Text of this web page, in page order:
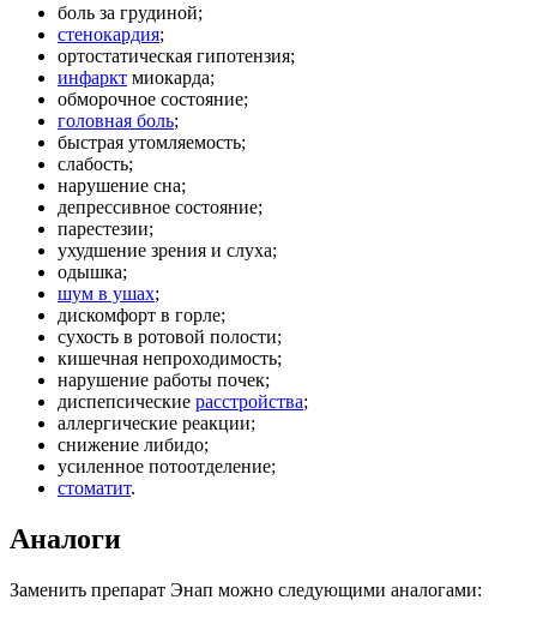
боль за грудиной;
стенокардия;
ортостатическая гипотензия;
инфаркт миокарда;
обморочное состояние;
головная боль;
быстрая утомляемость;
слабость;
нарушение сна;
депрессивное состояние;
парестезии;
ухудшение зрения и слуха;
одышка;
шум в ушах;
дискомфорт в горле;
сухость в ротовой полости;
кишечная непроходимость;
нарушение работы почек;
диспепсические расстройства;
аллергические реакции;
снижение либидо;
усиленное потоотделение;
стоматит.
Аналоги
Заменить препарат Энап можно следующими аналогами: